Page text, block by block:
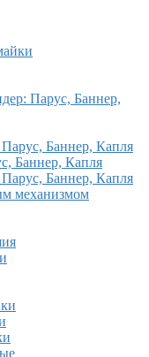
Парус, Баннер,
Баннер, Капля
Баннер, Капля
Баннер, Капля
механизмом